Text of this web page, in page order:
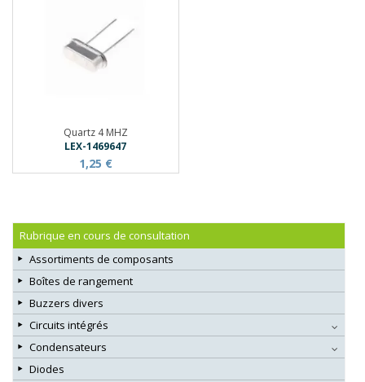
Quartz 4 MHZ
LEX-1469647
1,25 €
Rubrique en cours de consultation
Assortiments de composants
Boîtes de rangement
Buzzers divers
Circuits intégrés
Condensateurs
Diodes